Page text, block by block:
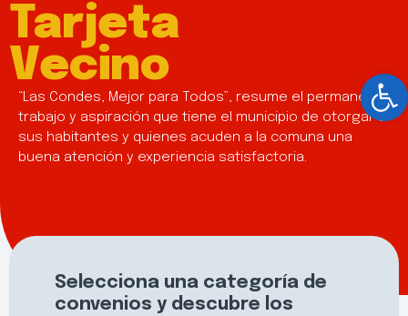
Tarjeta
Vecino
“Las Condes, Mejor para Todos”, resume el permanente
trabajo y aspiración que tiene el municipio de otorgar a
sus habitantes y quienes acuden a la comuna una
buena atención y experiencia satisfactoria.
Selecciona una categoría de
convenios y descubre los